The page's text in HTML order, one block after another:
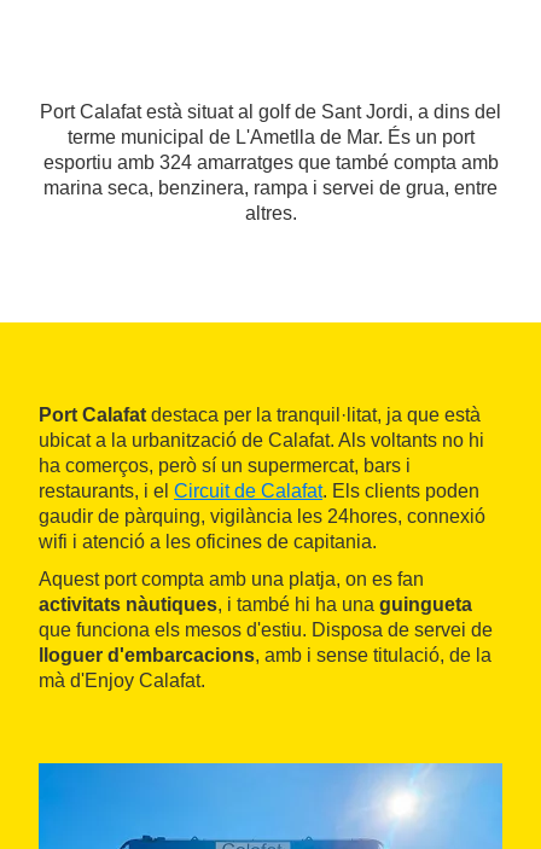
Port Calafat està situat al golf de Sant Jordi, a dins del
terme municipal de L'Ametlla de Mar. És un port
esportiu amb 324 amarratges que també compta amb
marina seca, benzinera, rampa i servei de grua, entre
altres.
Port Calafat destaca per la tranquil·litat, ja que està
ubicat a la urbanització de Calafat. Als voltants no hi
ha comerços, però sí un supermercat, bars i
restaurants, i el Circuit de Calafat. Els clients poden
gaudir de pàrquing, vigilància les 24hores, connexió
wifi i atenció a les oficines de capitania.
Aquest port compta amb una platja, on es fan
activitats nàutiques, i també hi ha una guingueta
que funciona els mesos d'estiu. Disposa de servei de
lloguer d'embarcacions, amb i sense titulació, de la
mà d'Enjoy Calafat.